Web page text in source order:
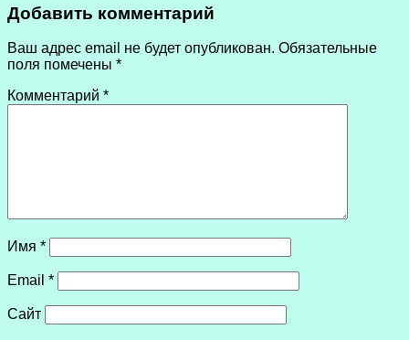
Добавить комментарий
Ваш адрес email не будет опубликован. Обязательные
поля помечены *
Комментарий *
Имя *
Email *
Сайт